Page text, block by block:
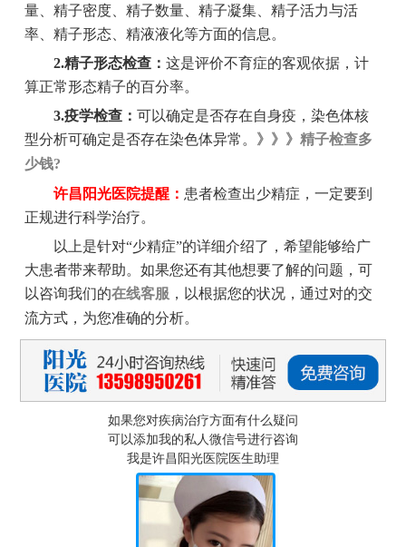
量、精子密度、精子数量、精子凝集、精子活力与活
率、精子形态、精液液化等方面的信息。
2.精子形态检查： 这是评价不育症的客观依据，计
算正常形态精子的百分率。
3.疫学检查： 可以确定是否存在自身疫，染色体核
型分析可确定是否存在染色体异常。 》》》精子检查多
少钱?
许昌阳光医院提醒： 患者检查出少精症，一定要到
正规进行科学治疗。
以上是针对“少精症”的详细介绍了，希望能够给广
大患者带来帮助。如果您还有其他想要了解的问题，可
以咨询我们的在线客服 ，以根据您的状况，通过对的交
流方式，为您准确的分析。
如果您对疾病治疗方面有什么疑问
可以添加我的私人微信号进行咨询
我是许昌阳光医院医生助理